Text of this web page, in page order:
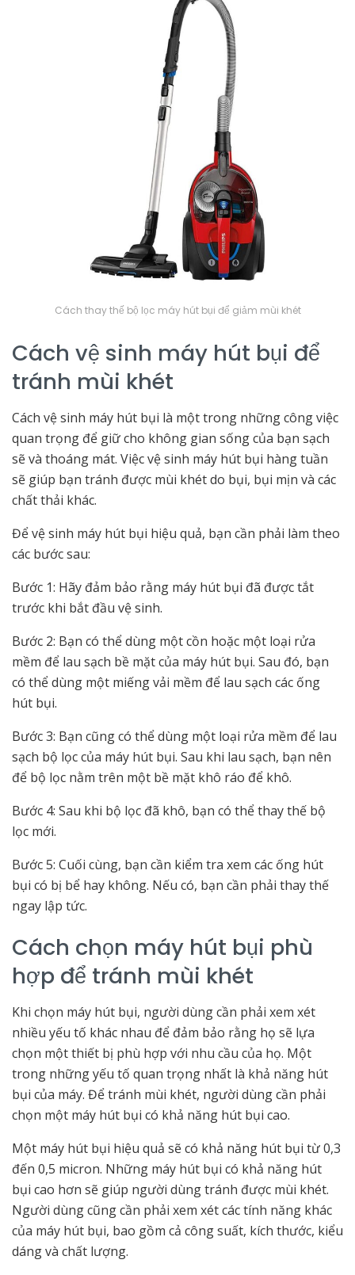
Cách thay thế bộ lọc máy hút bụi để giảm mùi khét
Cách vệ sinh máy hút bụi để
tránh mùi khét
Cách vệ sinh máy hút bụi là một trong những công việc
quan trọng để giữ cho không gian sống của bạn sạch
sẽ và thoáng mát. Việc vệ sinh máy hút bụi hàng tuần
sẽ giúp bạn tránh được mùi khét do bụi, bụi mịn và các
chất thải khác.
Để vệ sinh máy hút bụi hiệu quả, bạn cần phải làm theo
các bước sau:
Bước 1: Hãy đảm bảo rằng máy hút bụi đã được tắt
trước khi bắt đầu vệ sinh.
Bước 2: Bạn có thể dùng một cồn hoặc một loại rửa
mềm để lau sạch bề mặt của máy hút bụi. Sau đó, bạn
có thể dùng một miếng vải mềm để lau sạch các ống
hút bụi.
Bước 3: Bạn cũng có thể dùng một loại rửa mềm để lau
sạch bộ lọc của máy hút bụi. Sau khi lau sạch, bạn nên
để bộ lọc nằm trên một bề mặt khô ráo để khô.
Bước 4: Sau khi bộ lọc đã khô, bạn có thể thay thế bộ
lọc mới.
Bước 5: Cuối cùng, bạn cần kiểm tra xem các ống hút
bụi có bị bể hay không. Nếu có, bạn cần phải thay thế
ngay lập tức.
Cách chọn máy hút bụi phù
hợp để tránh mùi khét
Khi chọn máy hút bụi, người dùng cần phải xem xét
nhiều yếu tố khác nhau để đảm bảo rằng họ sẽ lựa
chọn một thiết bị phù hợp với nhu cầu của họ. Một
trong những yếu tố quan trọng nhất là khả năng hút
bụi của máy. Để tránh mùi khét, người dùng cần phải
chọn một máy hút bụi có khả năng hút bụi cao.
Một máy hút bụi hiệu quả sẽ có khả năng hút bụi từ 0,3
đến 0,5 micron. Những máy hút bụi có khả năng hút
bụi cao hơn sẽ giúp người dùng tránh được mùi khét.
Người dùng cũng cần phải xem xét các tính năng khác
của máy hút bụi, bao gồm cả công suất, kích thước, kiểu
dáng và chất lượng.